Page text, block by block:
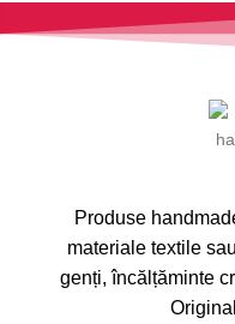
Produse
materiale textile
genți, încălțăminte